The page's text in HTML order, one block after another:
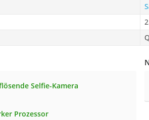
Selfie-Kamera
Prozessor